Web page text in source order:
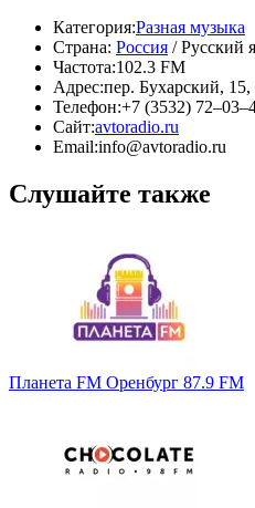
Категория:Разная музыка
Страна: Россия / Русский
Частота:102.3 FM
Адрес:пер. Бухарский,
Телефон:+7 (3532)
Сайт:avtoradio.ru
Email:info@avtoradio.ru
Слушайте также
Планета FM Оренбург 87.9 FM